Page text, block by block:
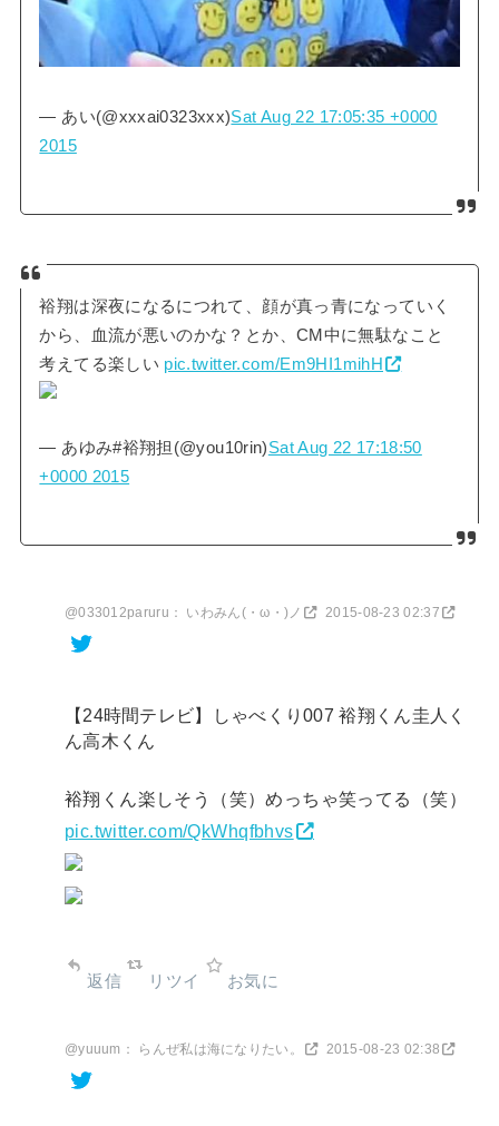
— あい(@xxxai0323xxx)Sat Aug 22 17:05:35 +0000
2015
裕翔は深夜になるにつれて、顔が真っ青になっていく
から、血流が悪いのかな？とか、CM中に無駄なこと
考えてる楽しい pic.twitter.com/Em9HI1mihH
— あゆみ#裕翔担(@you10rin)Sat Aug 22 17:18:50
+0000 2015
@033012paruru： いわみん(・ω・)ノ 2015-08-23 02:37
【24時間テレビ】しゃべくり007 裕翔くん圭人く
ん高木くん
裕翔くん楽しそう（笑）めっちゃ笑ってる（笑）
pic.twitter.com/QkWhqfbhvs
返信 リツイ お気に
@yuuum： らんぜ私は海になりたい。 2015-08-23 02:38